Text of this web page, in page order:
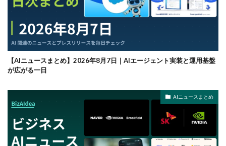
【AIニュースまとめ】2026年8月7日｜AIエージェント実装と運用基盤
が広がる一日
AIニュースまとめ